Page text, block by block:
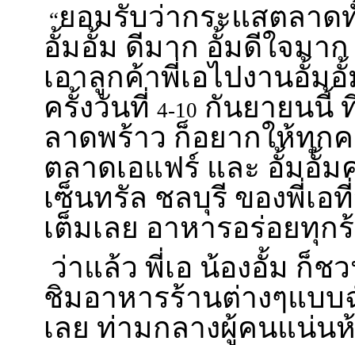
“ยอมรับว่ากระแสตลาด
อั้มอั้ม ดีมาก อั้มดีใจมา
เอาลูกค้าพี่เอไปงานอั้ม
ครั้งวันที่ 4-10 กันยายนนี้
ลาดพร้าว ก็อยากให้ทุก
ตลาดเอแฟร์ และ อั้มอั้ม
เซ็นทรัล ชลบุรี ของพี่เอ
เต็มเลย อาหารอร่อยทุก
ว่าแล้ว พี่เอ น้องอั้ม ก็ช
ชิมอาหารร้านต่างๆแบ
เลย ท่ามกลางผู้คนแน่น